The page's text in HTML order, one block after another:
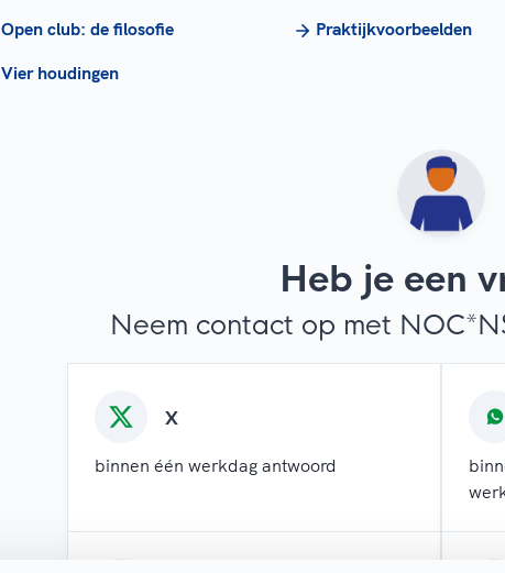
Open club: de filosofie
Vier houdingen
Praktijkvoorbeelden
Heb je een
Neem contact op met
X
binnen één werkdag antwoord